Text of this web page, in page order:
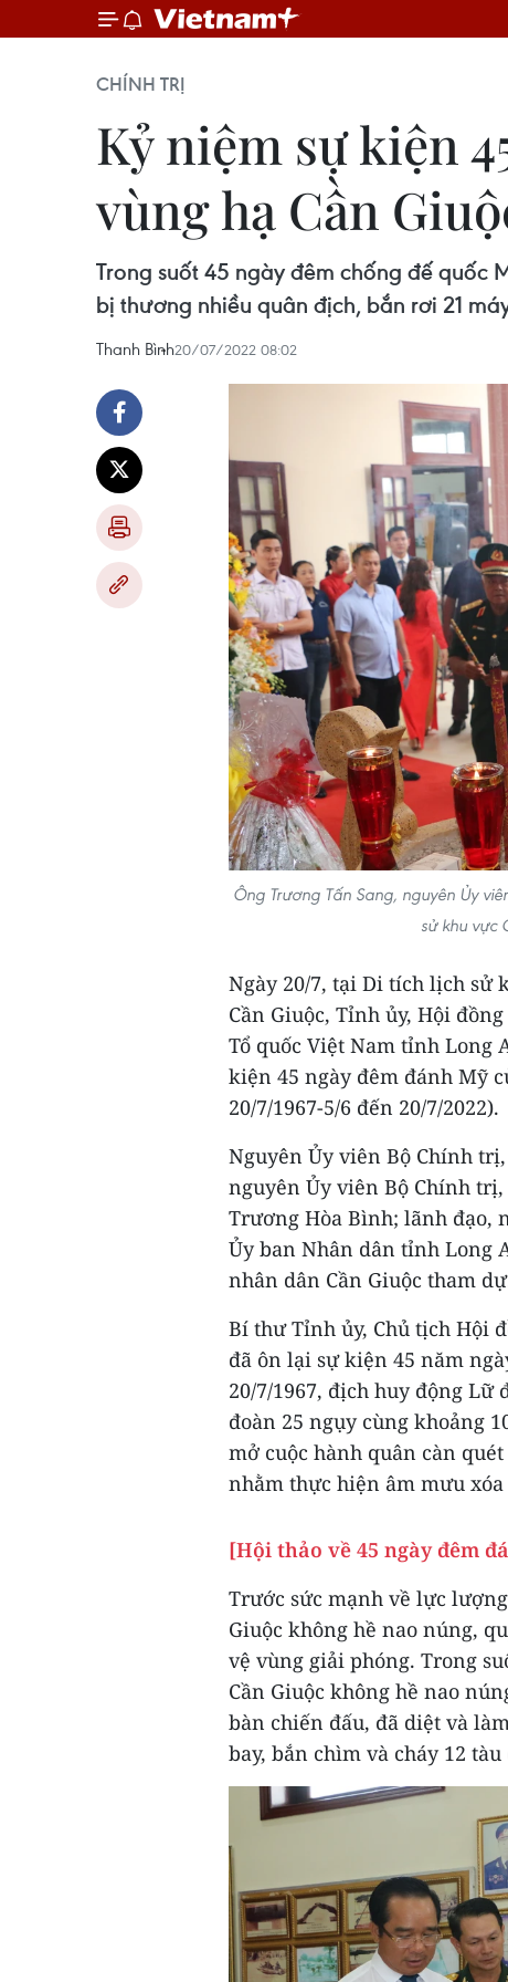
CHÍNH TRỊ
Kỷ niệm sự kiện
vùng hạ Cần
Trong suốt 45 ngày đêm chống đế quốc
bị thương nhiều quân địch, bắn rơi 21
Thanh Bình20/07/2022 08:02
Ông Trương Tấn Sang, nguyên Ủy
sử khu vực
Ngày 20/7, tại Di tích lịch sử
Cần Giuộc, Tỉnh ủy, Hội
Tổ quốc Việt Nam tỉnh Long
kiện 45 ngày đêm đánh Mỹ
20/7/1967-5/6 đến 20/7/2022).
Nguyên Ủy viên Bộ Chính
nguyên Ủy viên Bộ Chính
Trương Hòa Bình; lãnh đạo,
Ủy ban Nhân dân tỉnh Long
nhân dân Cần Giuộc tham
Bí thư Tỉnh ủy, Chủ tịch Hội
đã ôn lại sự kiện 45 năm
20/7/1967, địch huy động Lữ
đoàn 25 ngụy cùng khoảng
mở cuộc hành quân càn
nhằm thực hiện âm mưu
[Hội thảo về 45 ngày đêm
Trước sức mạnh về lực
Giuộc không hề nao núng,
vệ vùng giải phóng. Trong
Cần Giuộc không hề nao
bàn chiến đấu, đã diệt và
bay, bắn chìm và cháy 12